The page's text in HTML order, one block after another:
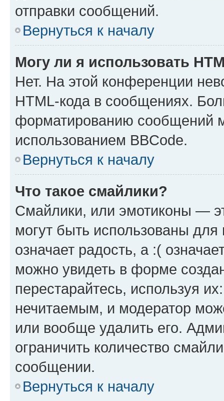
отправки сообщений.
Вернуться к началу
Могу ли я использовать
Нет. На этой конференции
HTML-кода в сообщениях.
форматированию сообщений
использованием BBCode.
Вернуться к началу
Что такое смайлики?
Смайлики, или эмотиконы —
могут быть использованы
означает радость, а :(
можно увидеть в форме
перестарайтесь, используя
нечитаемым, и модератор
или вообще удалить его.
ограничить количество
сообщении.
Вернуться к началу